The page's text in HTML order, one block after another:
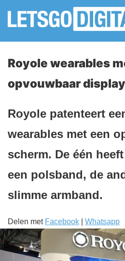
Royole wearables
opvouwbaar display
Royole patenteert
wearables met een
scherm. De één
een polsband, de
slimme armband.
Delen met Facebook Whatsapp